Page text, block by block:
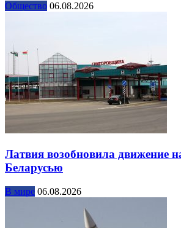
Общество 06.08.2026
Латвия возобновила движение
Беларусью
В мире 06.08.2026